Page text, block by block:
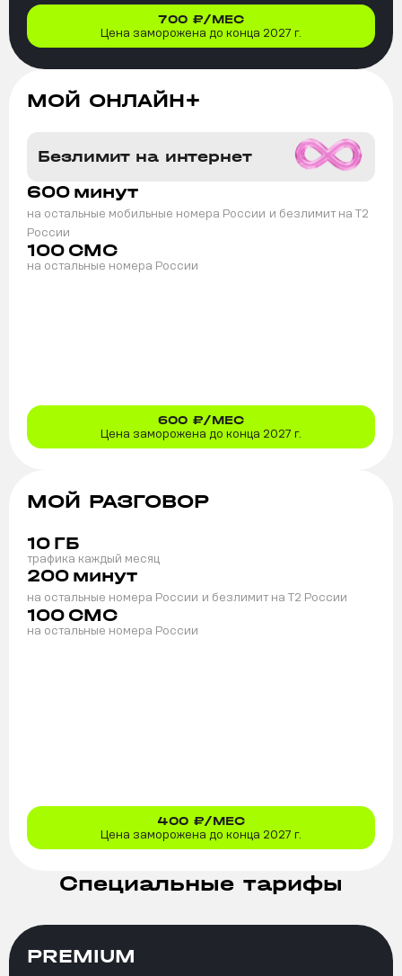
700 ₽/МЕС
Цена заморожена до конца 2027 г.
МОЙ ОНЛАЙН+
Безлимит на интернет
600 минут
на остальные мобильные номера России и безлимит на T2
России
100 СМС
на остальные номера России
600 ₽/МЕС
Цена заморожена до конца 2027 г.
МОЙ РАЗГОВОР
10 ГБ
трафика каждый месяц
200 минут
на остальные номера России и безлимит на T2 России
100 СМС
на остальные номера России
400 ₽/МЕС
Цена заморожена до конца 2027 г.
Специальные тарифы
PREMIUM